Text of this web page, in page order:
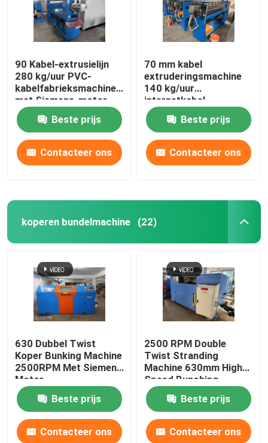
90 Kabel-extrusielijn
280 kg/uur PVC-
kabelfabrieksmachine
met Siemens-motor
Beste prijs
Contacteer ons
70 mm kabel
extruderingsmachine
140 kg/uur
internetkabel
productielijn
Beste prijs
Contacteer ons
koperen bundelmachine (22)
630 Dubbel Twist
Koper Bunking Machine
2500RPM Met Siemens
Motor
Beste prijs
Contacteer ons
2500 RPM Double
Twist Stranding
Machine 630mm High
Speed Bunching
Machine
Beste prijs
Contacteer ons